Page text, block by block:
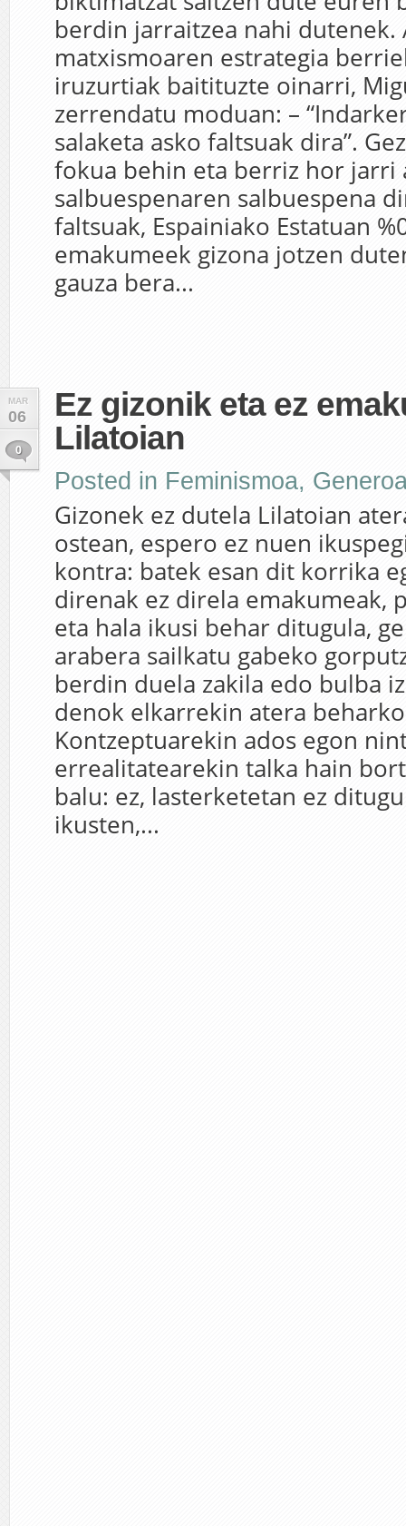
berdin jarraitzea nahi dutenek.
matxismoaren estrategia
iruzurtiak baitituzte oinarri,
zerrendatu moduan: –
salaketa asko faltsuak dira”.
fokua behin eta berriz hor jarri
salbuespenaren salbuespena
faltsuak, Espainiako Estatuan
emakumeek gizona jotzen
gauza bera...
MAR
06
0
Ez gizonik eta ez
Lilatoian
Posted in Feminismoa,
Gizonek ez dutela Lilatoian
ostean, espero ez nuen
kontra: batek esan dit korrika
direnak ez direla emakumeak,
eta hala ikusi behar ditugula,
arabera sailkatu gabeko
berdin duela zakila edo bulba
denok elkarrekin atera
Kontzeptuarekin ados egon
errealitatearekin talka hain
balu: ez, lasterketetan ez
ikusten,...